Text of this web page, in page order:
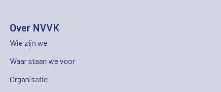
Over NVVK
Wie zijn we
Waar staan we voor
Organisatie